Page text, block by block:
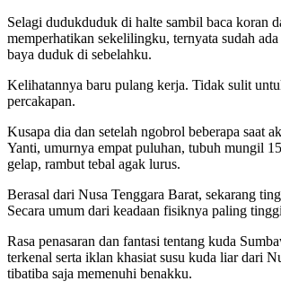
Selagi dudukduduk di halte sambil baca koran
memperhatikan sekelilingku, ternyata sudah
baya duduk di sebelahku.
Kelihatannya baru pulang kerja. Tidak sulit
percakapan.
Kusapa dia dan setelah ngobrol beberapa saat
Yanti, umurnya empat puluhan, tubuh mungil
gelap, rambut tebal agak lurus.
Berasal dari Nusa Tenggara Barat, sekarang
Secara umum dari keadaan fisiknya paling
Rasa penasaran dan fantasi tentang kuda
terkenal serta iklan khasiat susu kuda liar dari
tibatiba saja memenuhi benakku.